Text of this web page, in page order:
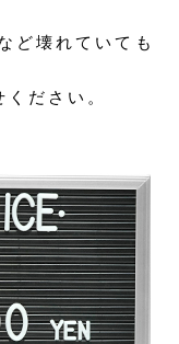
ど壊れていても
ださい。